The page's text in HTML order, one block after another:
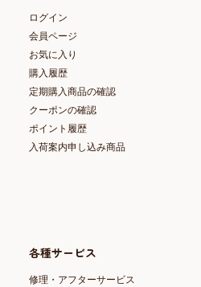
ログイン
会員ページ
お気に入り
購入履歴
定期購入商品の確認
クーポンの確認
ポイント履歴
入荷案内申し込み商品
各種サービス
修理・アフターサービス